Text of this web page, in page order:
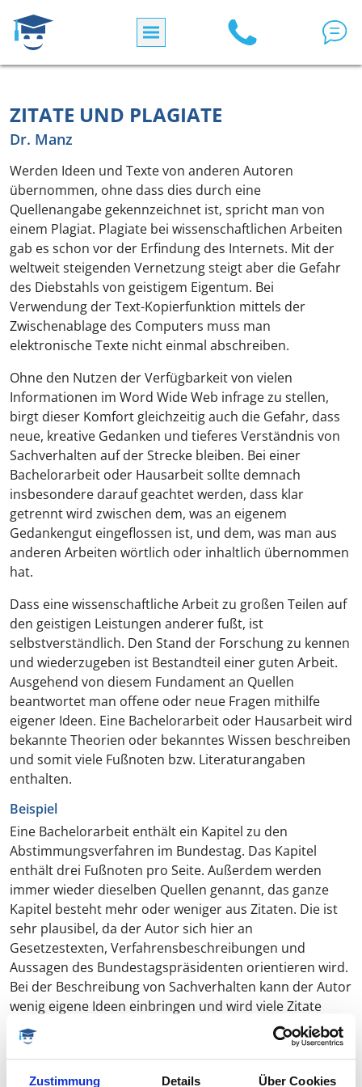
Zustimmung Details Über Cookies
ZITATE UND PLAGIATE
Dr. Manz
Werden Ideen und Texte von anderen Autoren
übernommen, ohne dass dies durch eine
Quellenangabe gekennzeichnet ist, spricht man von
einem Plagiat. Plagiate bei wissenschaftlichen Arbeiten
gab es schon vor der Erfindung des Internets. Mit der
weltweit steigenden Vernetzung steigt aber die Gefahr
des Diebstahls von geistigem Eigentum. Bei
Verwendung der Text-Kopierfunktion mittels der
Zwischenablage des Computers muss man
elektronische Texte nicht einmal abschreiben.
Ohne den Nutzen der Verfügbarkeit von vielen
Informationen im Word Wide Web infrage zu stellen,
birgt dieser Komfort gleichzeitig auch die Gefahr, dass
neue, kreative Gedanken und tieferes Verständnis von
Sachverhalten auf der Strecke bleiben. Bei einer
Bachelorarbeit oder Hausarbeit sollte demnach
insbesondere darauf geachtet werden, dass klar
getrennt wird zwischen dem, was an eigenem
Gedankengut eingeflossen ist, und dem, was man aus
anderen Arbeiten wörtlich oder inhaltlich übernommen
hat.
Dass eine wissenschaftliche Arbeit zu großen Teilen auf
den geistigen Leistungen anderer fußt, ist
selbstverständlich. Den Stand der Forschung zu kennen
und wiederzugeben ist Bestandteil einer guten Arbeit.
Ausgehend von diesem Fundament an Quellen
beantwortet man offene oder neue Fragen mithilfe
eigener Ideen. Eine Bachelorarbeit oder Hausarbeit wird
bekannte Theorien oder bekanntes Wissen beschreiben
und somit viele Fußnoten bzw. Literaturangaben
enthalten.
Beispiel
Eine Bachelorarbeit enthält ein Kapitel zu den
Abstimmungsverfahren im Bundestag. Das Kapitel
enthält drei Fußnoten pro Seite. Außerdem werden
immer wieder dieselben Quellen genannt, das ganze
Kapitel besteht mehr oder weniger aus Zitaten. Die ist
sehr plausibel, da der Autor sich hier an
Gesetzestexten, Verfahrensbeschreibungen und
Aussagen des Bundestagspräsidenten orientieren wird.
Bei der Beschreibung von Sachverhalten kann der Autor
wenig eigene Ideen einbringen und wird viele Zitate
verwenden. Geht es um eine Beurteilung von
Sachverhalten, kann der Autor seine eigene Meinung,
möglichst mit einer angemessenen Begründung,